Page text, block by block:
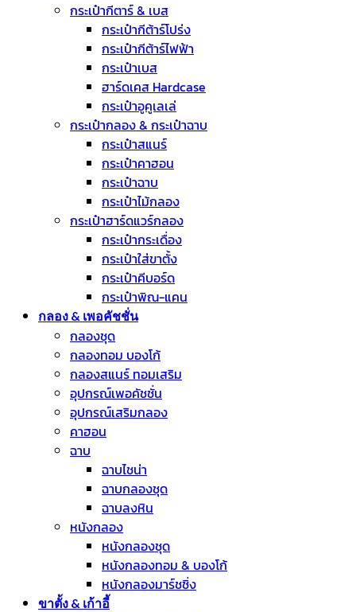
กระเป๋ากีตาร์ & เบส
กระเป๋ากีต้าร์โปร่ง
กระเป๋ากีต้าร์ไฟฟ้า
กระเป๋าเบส
ฮาร์ดเคส Hardcase
กระเป๋าอูคูเลเล่
กระเป๋ากลอง & กระเป๋าฉาบ
กระเป๋าสแนร์
กระเป๋าคาฮอน
กระเป๋าฉาบ
กระเป๋าไม้กลอง
กระเป๋าฮาร์ดแวร์กลอง
กระเป๋ากระเดื่อง
กระเป๋าใส่ขาตั้ง
กระเป๋าคีบอร์ด
กระเป๋าพิณ-แคน
กลอง & เพอคัชชั่น
กลองชุด
กลองทอม บองโก้
กลองสแนร์ ทอมเสริม
อุปกรณ์เพอคัชชั่น
อุปกรณ์เสริมกลอง
คาฮอน
ฉาบ
ฉาบไชน่า
ฉาบกลองชุด
ฉาบลงหิน
หนังกลอง
หนังกลองชุด
หนังกลองทอม & บองโก้
หนังกลองมาร์ชชิ่ง
ขาตั้ง & เก้าอี้